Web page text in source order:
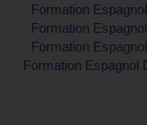
Formation
Formation
Formation
Formation Espagnol